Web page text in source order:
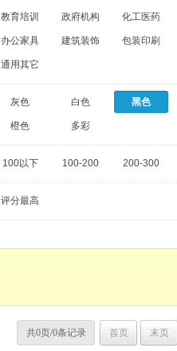
教育培训 政府机构 化工医药
办公家具 建筑装饰 包装印刷
通用其它
灰色 白色 黑色
橙色 多彩
100以下 100-200 200-300
评分最高
共0页/0条记录 首页 末页